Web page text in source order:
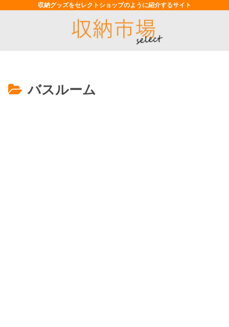
収納グッズをセレクトショップのように紹介するサイト
バスルーム